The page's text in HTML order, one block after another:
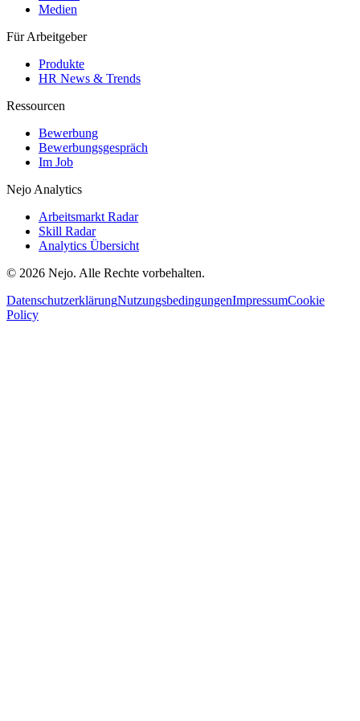
Medien
Für Arbeitgeber
Produkte
HR News & Trends
Ressourcen
Bewerbung
Bewerbungsgespräch
Im Job
Nejo Analytics
Arbeitsmarkt Radar
Skill Radar
Analytics Übersicht
© 2026 Nejo. Alle Rechte vorbehalten.
DatenschutzerklärungNutzungsbedingungenImpressumCookie
Policy